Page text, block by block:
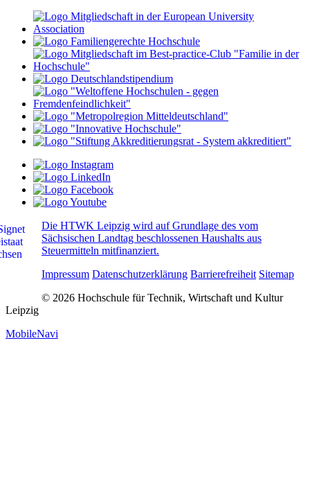
Die HTWK Leipzig wird auf Grundlage des vom
Sächsischen Landtag beschlossenen Haushalts aus
Steuermitteln mitfinanziert.
Impressum Datenschutzerklärung Barrierefreiheit Sitemap
© 2026 Hochschule für Technik, Wirtschaft und Kultur
Leipzig
MobileNavi